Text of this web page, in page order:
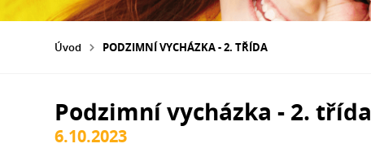
Úvod PODZIMNÍ VYCHÁZKA - 2. TŘÍDA
Podzimní vycházka - 2. třída
6.10.2023